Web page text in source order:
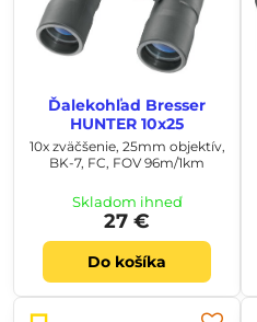
Ďalekohľad Bresser
HUNTER 10x25
10x zväčšenie, 25mm objektív,
BK-7, FC, FOV 96m/1km
Skladom ihneď
27 €
Do košíka